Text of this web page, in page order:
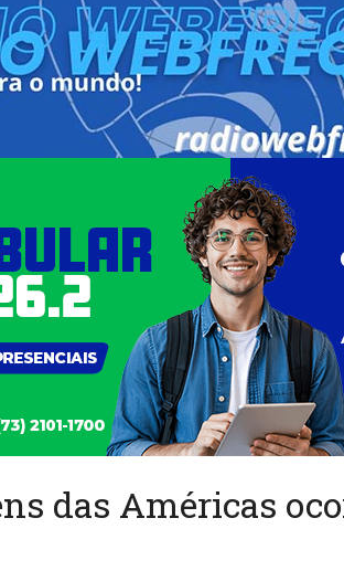
das Américas